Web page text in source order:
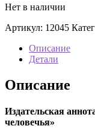
Нет в наличии
Артикул: 12045
Описание
Детали
Описание
Издательская
человечья»